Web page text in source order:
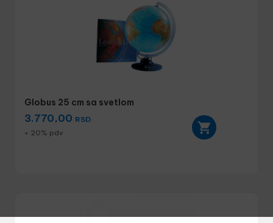
Globus 25 cm sa svetlom
3.770,00 RSD
+ 20% pdv